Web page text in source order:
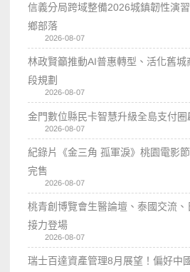
信義分局跨域整備2026城鎮韌性演
鄉部落
2026-08-07
林政賢籲推動AI普惠轉型、活化舊
段規劃
2026-08-07
金門數位縣民卡智慧升級全島支付
2026-08-07
紀錄片《金三角 孤軍淚》桃園電影
完售
2026-08-07
桃青創博覽會生醫論壇、泰國交流
接力登場
2026-08-07
瑞士百達資產管理8月展望！偏好